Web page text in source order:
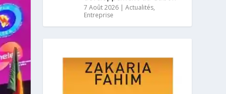
7 Août 2026 |Actualités,
Entreprise